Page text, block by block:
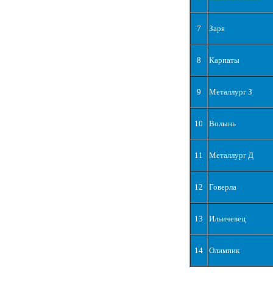
7 Заря
8 Карпаты
9 Металлург З
10 Волынь
11 Металлург Д
12 Говерла
13 Ильичевец
14 Олимпик